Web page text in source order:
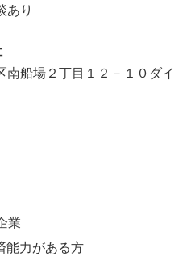
あり
南船場２丁目１２－１０ダイ
業
能力がある方